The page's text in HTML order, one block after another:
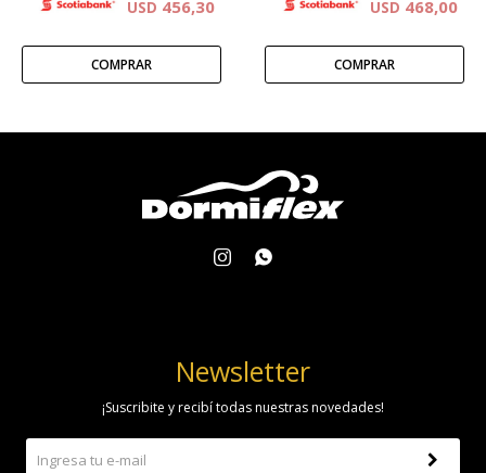
USD 456,30 USD 468,00
 
Newsletter
¡Suscribite y recibí todas nuestras novedades!